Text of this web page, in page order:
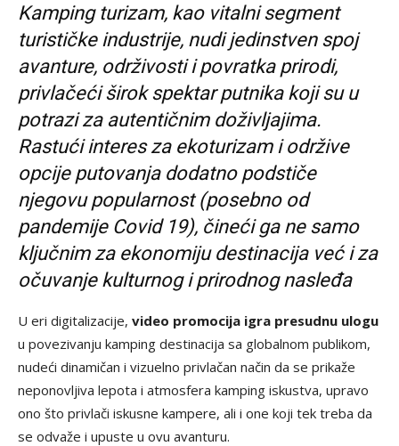
Kamping turizam, kao vitalni segment
turističke industrije, nudi jedinstven spoj
avanture, održivosti i povratka prirodi,
privlačeći širok spektar putnika koji su u
potrazi za autentičnim doživljajima.
Rastući interes za ekoturizam i održive
opcije putovanja dodatno podstiče
njegovu popularnost (posebno od
pandemije Covid 19), čineći ga ne samo
ključnim za ekonomiju destinacija već i za
očuvanje kulturnog i prirodnog nasleđa
U eri digitalizacije, video promocija igra presudnu ulogu
u povezivanju kamping destinacija sa globalnom publikom,
nudeći dinamičan i vizuelno privlačan način da se prikaže
neponovljiva lepota i atmosfera kamping iskustva, upravo
ono što privlači iskusne kampere, ali i one koji tek treba da
se odvaže i upuste u ovu avanturu.